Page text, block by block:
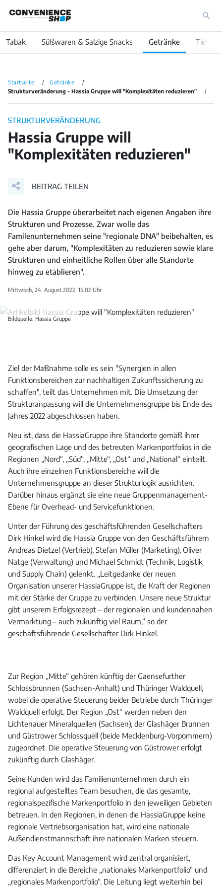
Tabak Süßwaren & Salzige Snacks Getränke
Startseite
Getränke
Strukturveränderung - Hassia Gruppe will "Komplexitäten reduzieren"
STRUKTURVERÄNDERUNG
Hassia Gruppe will
"Komplexitäten reduzieren"
BEITRAG TEILEN
Die Hassia Gruppe überarbeitet nach eigenen Angaben ihre
Strukturen und Prozesse. Zwar wolle das
Familenunternehmen seine "regionale DNA" beibehalten, es
gehe aber darum, "Komplexitäten zu reduzieren sowie klare
Strukturen und einheitliche Rollen über alle Standorte
hinweg zu etablieren".
Mittwoch, 24. August 2022, 15:02 Uhr
Bildquelle: Hassia Gruppe
Ziel der Maßnahme solle es sein "Synergien in allen
Funktionsbereichen zur nachhaltigen Zukunftssicherung zu
schaffen", teilt das Unternehmen mit. Die Umsetzung der
Strukturanpassung will die Unternehmensgruppe bis Ende des
Jahres 2022 abgeschlossen haben.
Neu ist, dass die HassiaGruppe ihre Standorte gemäß ihrer
geografischen Lage und des betreuten Markenportfolios in die
Regionen „Nord“, „Süd“, „Mitte“, „Ost“ und „National“ einteilt.
Auch ihre einzelnen Funktionsbereiche will die
Unternehmensgruppe an dieser Strukturlogik ausrichten.
Darüber hinaus ergänzt sie eine neue Gruppenmanagement-
Ebene für Overhead- und Servicefunktionen.
Unter der Führung des geschäftsführenden Gesellschafters
Dirk Hinkel wird die Hassia Gruppe von den Geschäftsführern
Andreas Dietzel (Vertrieb), Stefan Müller (Marketing), Oliver
Natge (Verwaltung) und Michael Schmidt (Technik, Logistik
und Supply Chain) gelenkt. „Leitgedanke der neuen
Organisation unserer HassiaGruppe ist, die Kraft der Regionen
mit der Stärke der Gruppe zu verbinden. Unsere neue Struktur
gibt unserem Erfolgsrezept – der regionalen und kundennahen
Vermarktung – auch zukünftig viel Raum,“ so der
geschäftsführende Gesellschafter Dirk Hinkel.
Zur Region „Mitte“ gehören künftig der Gaensefurther
Schlossbrunnen (Sachsen-Anhalt) und Thüringer Waldquell,
wobei die operative Steuerung beider Betriebe durch Thüringer
Waldquell erfolgt. Der Region „Ost“ werden neben den
Lichtenauer Mineralquellen (Sachsen), der Glashäger Brunnen
und Güstrower Schlossquell (beide Mecklenburg-Vorpommern)
zugeordnet. Die operative Steuerung von Güstrower erfolgt
zukünftig durch Glashäger.
Seine Kunden wird das Familienunternehmen durch ein
regional aufgestelltes Team besuchen, die das gesamte,
regionalspezifische Markenportfolio in den jeweiligen Gebieten
betreuen. In den Regionen, in denen die HassiaGruppe keine
regionale Vertriebsorganisation hat, wird eine nationale
Außendienstmannschaft ihre nationalen Marken steuern.
Das Key Account Management wird zentral organisiert,
differenziert in die Bereiche „nationales Markenportfolio“ und
„regionales Markenportfolio“. Die Leitung liegt weiterhin bei